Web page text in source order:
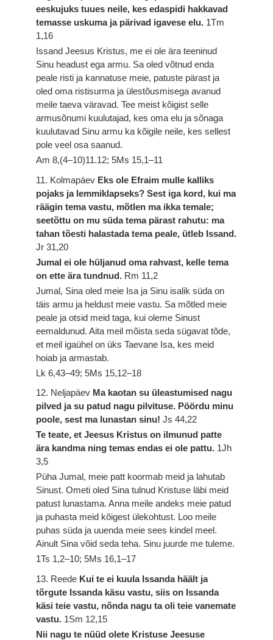
eeskujuks tuues neile, kes edaspidi hakkavad
temasse uskuma ja pärivad igavese elu. 1Tm
1,16
Issand Jeesus Kristus, me ei ole ära teeninud
Sinu headust ega armu. Sa oled võtnud enda
peale risti ja kannatuse meie, patuste pärast ja
oled oma ristisurma ja ülestõusmisega avanud
meile taeva väravad. Tee meist kõigist selle
armusõnumi kuulutajad, kes oma elu ja sõnaga
kuulutavad Sinu armu ka kõigile neile, kes sellest
pole veel osa saanud.
Am 8,(4–10)11.12; 5Ms 15,1–11
11. Kolmapäev Eks ole Efraim mulle kalliks
pojaks ja lemmiklapseks? Sest iga kord, kui ma
räägin tema vastu, mõtlen ma ikka temale;
seetõttu on mu süda tema pärast rahutu: ma
tahan tõesti halastada tema peale, ütleb Issand.
Jr 31,20
Jumal ei ole hüljanud oma rahvast, kelle tema
on ette ära tundnud. Rm 11,2
Jumal, Sina oled meie Isa ja Sinu isalik süda on
täis armu ja heldust meie vastu. Sa mõtled meie
peale ja otsid meid taga, kui oleme Sinust
eemaldunud. Aita meil mõista seda sügavat tõde,
et meil igaühel on üks Taevane Isa, kes meid
hoiab ja armastab.
Lk 6,43–49; 5Ms 15,12–18
12. Neljapäev Ma kaotan su üleastumised nagu
pilved ja su patud nagu pilvituse. Pöördu minu
poole, sest ma lunastan sinu!Js 44,22
Te teate, et Jeesus Kristus on ilmunud patte
ära kandma ning temas endas ei ole pattu. 1Jh
3,5
Püha Jumal, meie patt koormab meid ja lahutab
Sinust. Ometi oled Sina tulnud Kristuse läbi meid
patust lunastama. Anna meile andeks meie patud
ja puhasta meid kõigest ülekohtust. Loo meile
puhas süda ja uuenda meie sees kindel meel.
Ainult Sina võid seda teha. Sinu juurde me tuleme.
1Ts 1,2–10; 5Ms 16,1–17
13. Reede Kui te ei kuula Issanda häält ja
tõrgute Issanda käsu vastu, siis on Issanda
käsi teie vastu, nõnda nagu ta oli teie vanemate
vastu. 1Sm 12,15
Nii nagu te nüüd olete Kristuse Jeesuse